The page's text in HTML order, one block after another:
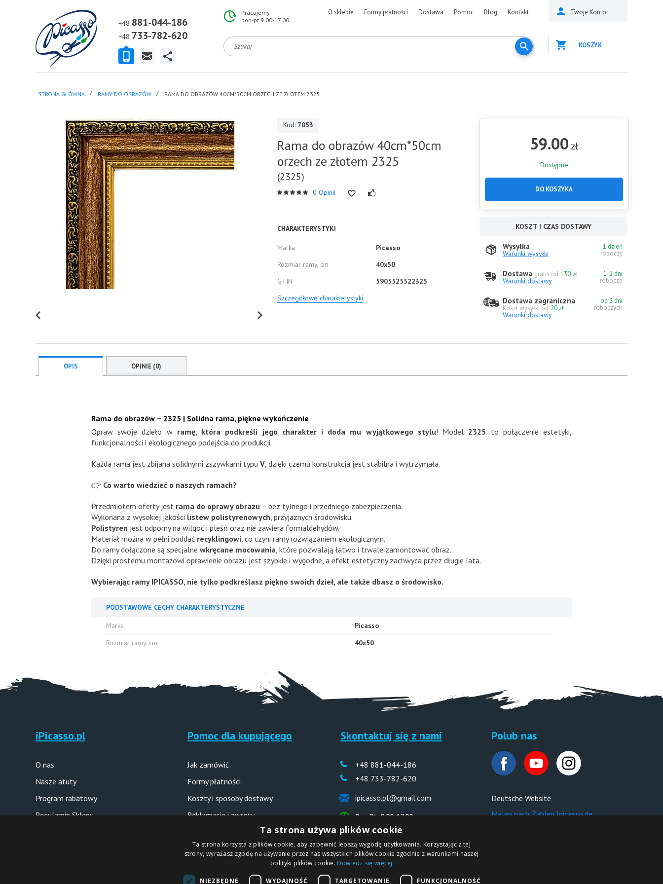
+48 881-044-186
+48 733-782-620
Pracujemy
pon-pt 9.00-17.00
O sklepie Formy płatności Dostawa Pomoc Blog Kontakt Twoje Konto
KOSZYK
STRONA GŁÓWNA RAMY DO OBRAZÓW RAMA DO OBRAZÓW 40CM*50CM ORZECH ZE ZŁOTEM 2325
Kod: 7053
Rama do obrazów 40cm*50cm
orzech ze złotem 2325
(2325)
0 Opinii
CHARAKTERYSTYKI
Marka
Picasso
Rozmiar ramy, cm
40x50
GTIN
5905525522325
Szczegółowe charakterystyki
59.00 zł
Dostępne
DO KOSZYKA
KOSZT I CZAS DOSTAWY
Wysyłka
Warunki wysyłki
1 dzień
roboczy
Dostawa gratis od 130 zł
Warunki dostawy
1-2 dni
robocze
Dostawa zagraniczna
Koszt wysyłki od 20 zł
Warunki dostawy
od 3 dni
roboczych
OPIS OPINIE (0)
Rama do obrazów – 2325 | Solidna rama, piękne wykończenie
Opraw swoje dzieło w ramę, która podkreśli jego charakter i doda mu wyjątkowego stylu! Model 2325 to połączenie estetyki,
funkcjonalności i ekologicznego podejścia do produkcji.
Każda rama jest zbijana solidnymi zszywkami typu V, dzięki czemu konstrukcja jest stabilna i wytrzymała.
👉 Co warto wiedzieć o naszych ramach?
Przedmiotem oferty jest rama do oprawy obrazu – bez tylnego i przedniego zabezpieczenia.
Wykonana z wysokiej jakości listew polistyrenowych, przyjaznych środowisku.
Polistyren jest odporny na wilgoć i pleśń oraz nie zawiera formaldehydów.
Materiał można w pełni poddać recyklingowi, co czyni ramy rozwiązaniem ekologicznym.
Do ramy dołączone są specjalne wkręcane mocowania, które pozwalają łatwo i trwale zamontować obraz.
Dzięki prostemu montażowi oprawienie obrazu jest szybkie i wygodne, a efekt estetyczny zachwyca przez długie lata.
Wybierając ramy IPICASSO, nie tylko podkreślasz piękno swoich dzieł, ale także dbasz o środowisko.
PODSTAWOWE CECHY CHARAKTERYSTYCZNE
Marka
Picasso
Rozmiar ramy, cm
40x50
iPicasso.pl
O nas
Nasze atuty
Program rabatowy
Regulamin Sklepu
Pomoc dla kupującego
Jak zamówić
Formy płatności
Koszty i sposoby dostawy
Reklamacje i zwroty
Pytania i odpowiedzi (FAQ)
Skontaktuj się z nami
+48 881-044-186
+48 733-782-620
ipicasso.pl@gmail.com
Pon-Pt: 9.00-17.00
Polub nas
Deutsche Website
Malen nach Zahlen Ipicasso.de
Copyright © 2012-2026
IPICASSO Sp. z o.o.
Ta strona używa plików cookie
Ta strona korzysta z plików cookie, aby zapewnić lepszą wygodę użytkowania. Korzystając z tej
strony, wyrażasz zgodę na używanie przez nas wszystkich plików cookie zgodnie z warunkami naszej
polityki plików cookie. Dowiedz się więcej
NIEZBĘDNE WYDAJNOŚĆ TARGETOWANIE FUNKCJONALNOŚĆ